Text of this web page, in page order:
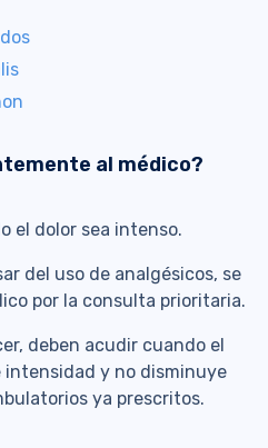
al médico?
el dolor sea intenso.
del uso de analgésicos, se
por la consulta prioritaria.
deben acudir cuando el
y no disminuye
ya prescritos.